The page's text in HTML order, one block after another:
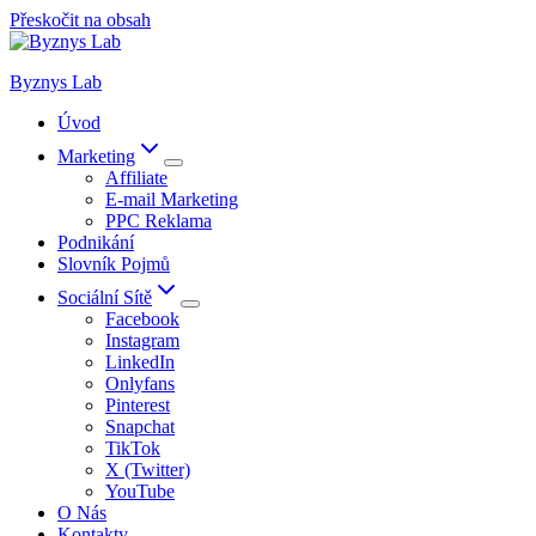
Přeskočit na obsah
Byznys Lab
Úvod
Marketing
Affiliate
E-mail Marketing
PPC Reklama
Podnikání
Slovník Pojmů
Sociální Sítě
Facebook
Instagram
LinkedIn
Onlyfans
Pinterest
Snapchat
TikTok
X (Twitter)
YouTube
O Nás